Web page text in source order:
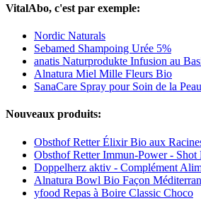
VitalAbo, c'est par exemple:
Nordic Naturals
Sebamed Shampoing Urée 5%
anatis Naturprodukte Infusion au
Alnatura Miel Mille Fleurs Bio
SanaCare Spray pour Soin de la Peau
Nouveaux produits:
Obsthof Retter Élixir Bio aux
Obsthof Retter Immun-Power -
Doppelherz aktiv - Complément
Alnatura Bowl Bio Façon
yfood Repas à Boire Classic Choco